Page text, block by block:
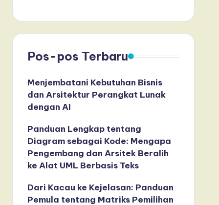
Pos-pos Terbaru
Menjembatani Kebutuhan Bisnis
dan Arsitektur Perangkat Lunak
dengan AI
Panduan Lengkap tentang
Diagram sebagai Kode: Mengapa
Pengembang dan Arsitek Beralih
ke Alat UML Berbasis Teks
Dari Kacau ke Kejelasan: Panduan
Pemula tentang Matriks Pemilihan